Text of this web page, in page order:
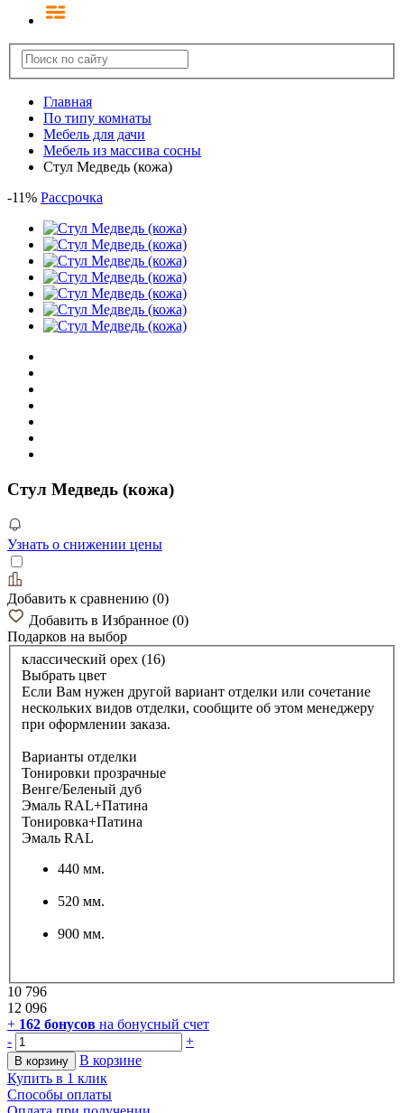
Главная
По типу комнаты
Мебель для дачи
Мебель из массива сосны
Стул Медведь (кожа)
-11% Рассрочка
Стул Медведь (кожа)
Узнать о снижении цены
Добавить к сравнению (0)
Добавить в Избранное (0)
Подарков на выбор
классический орех (16)
Выбрать цвет
Если Вам нужен другой вариант отделки или сочетание
нескольких видов отделки, сообщите об этом менеджеру
при оформлении заказа.
Варианты отделки
Тонировки прозрачные
Венге/Беленый дуб
Эмаль RAL+Патина
Тонировка+Патина
Эмаль RAL
440 мм.
520 мм.
900 мм.
10 796
12 096
+ 162 бонусов на бонусный счет
-
+
В корзину
В корзине
Купить в 1 клик
Способы оплаты